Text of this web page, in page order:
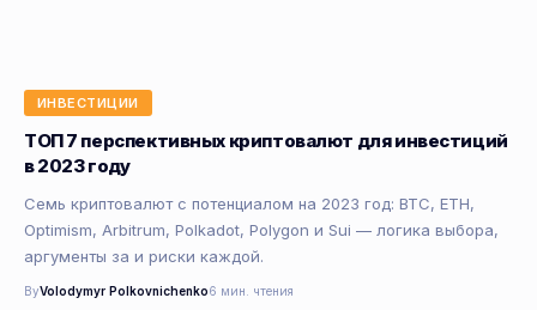
ИНВЕСТИЦИИ
ТОП 7 перспективных криптовалют для инвестиций
в 2023 году
Семь криптовалют с потенциалом на 2023 год: BTC, ETH,
Optimism, Arbitrum, Polkadot, Polygon и Sui — логика выбора,
аргументы за и риски каждой.
ByVolodymyr Polkovnichenko6 мин. чтения